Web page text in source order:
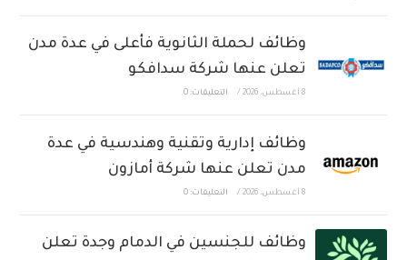
وظائف لحملة الثانوية فأعلى في عدة مدن
تعلن عنها شركة سدافكو
8 أغسطس، 2026 / التعليقات: 0
وظائف إدارية وتقنية وهندسية في عدة
مدن تعلن عنها شركة أمازون
8 أغسطس، 2026 / التعليقات: 0
وظائف للجنسين في الدمام وجدة تعلن